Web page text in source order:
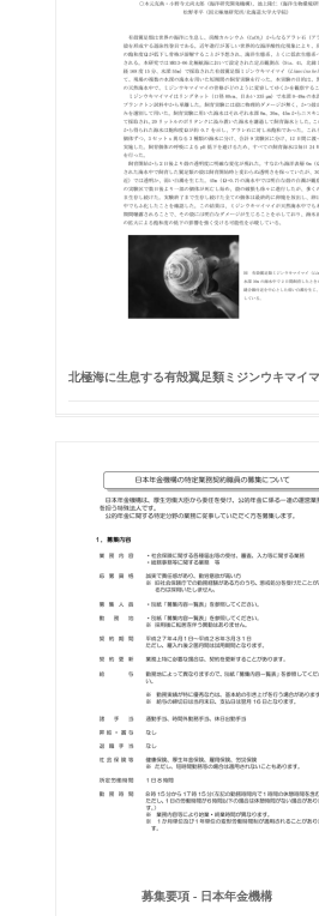
北極海に生息する有殻翼足類ミジンウキマイ
募集要項 - 日本年金機構